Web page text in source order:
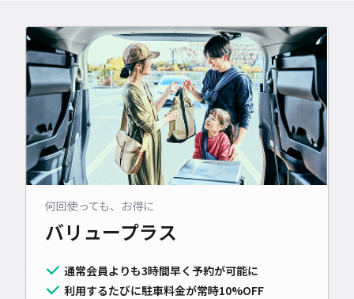
何回使っても、お得に
バリュープラス
通常会員よりも3時間早く予約が可能に
利用するたびに駐車料金が常時10%OFF